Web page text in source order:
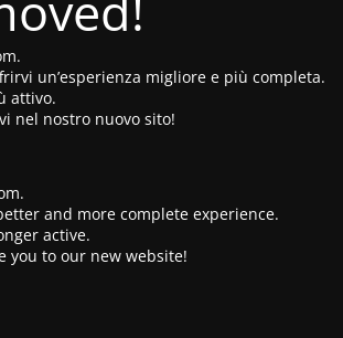
un’esperienza migliore e più completa.
attivo.
nel nostro nuovo sito!
and more complete experience.
active.
you to our new website!